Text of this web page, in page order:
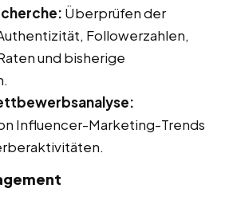
Überprüfen der
Followerzahlen,
und bisherige
Influencer-Marketing-Trends